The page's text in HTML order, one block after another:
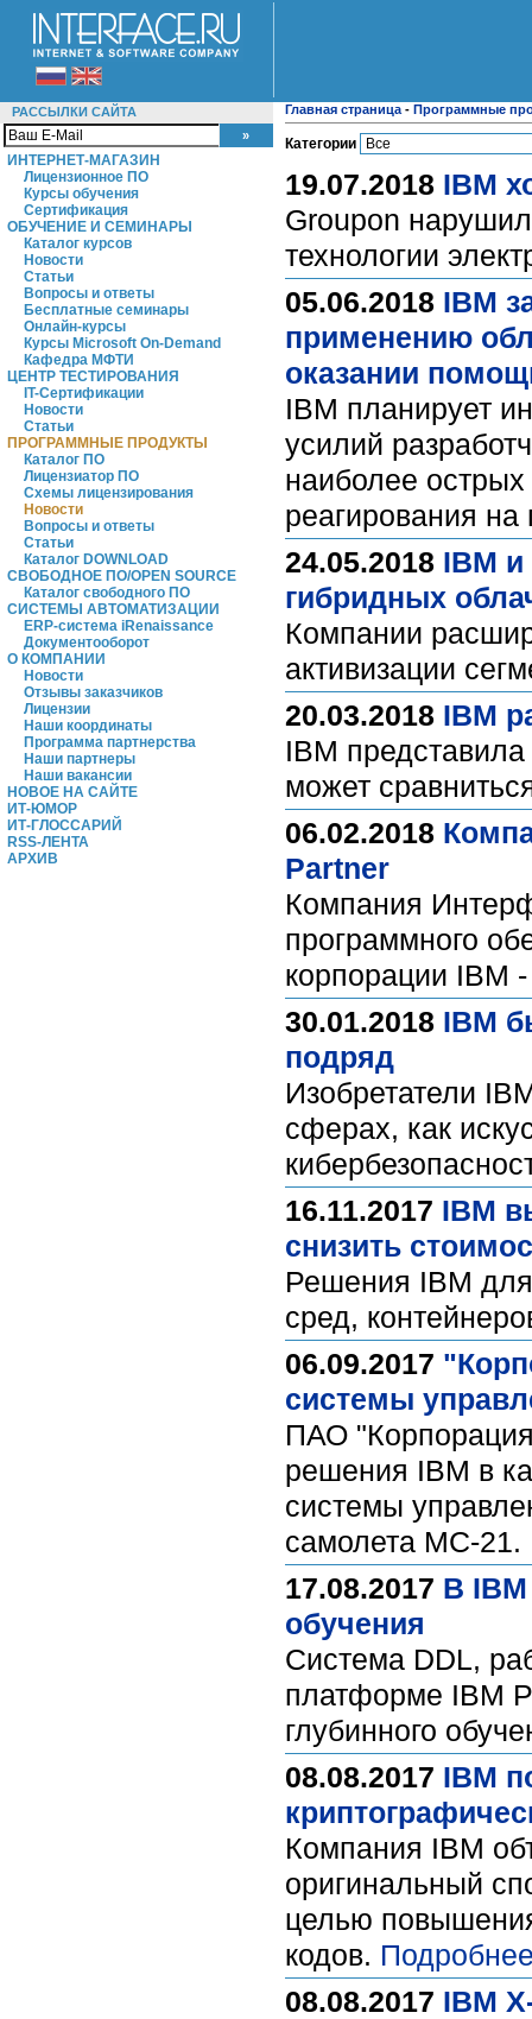
РАССЫЛКИ САЙТА
ИНТЕРНЕТ-МАГАЗИН
Лицензионное ПО
Курсы обучения
Сертификация
ОБУЧЕНИЕ И СЕМИНАРЫ
Каталог курсов
Новости
Статьи
Вопросы и ответы
Бесплатные семинары
Онлайн-курсы
Курсы Microsoft On-Demand
Кафедра МФТИ
ЦЕНТР ТЕСТИРОВАНИЯ
IT-Сертификации
Новости
Статьи
ПРОГРАММНЫЕ ПРОДУКТЫ
Каталог ПО
Лицензиатор ПО
Схемы лицензирования
Новости
Вопросы и ответы
Статьи
Каталог DOWNLOAD
СВОБОДНОЕ ПО/OPEN SOURCE
Каталог свободного ПО
СИСТЕМЫ АВТОМАТИЗАЦИИ
ERP-система iRenaissance
Документооборот
О КОМПАНИИ
Новости
Отзывы заказчиков
Лицензии
Наши координаты
Программа партнерства
Наши партнеры
Наши вакансии
НОВОЕ НА САЙТЕ
ИТ-ЮМОР
ИТ-ГЛОССАРИЙ
RSS-ЛЕНТА
АРХИВ
Главная страница - Программные
Категории
19.07.2018 IBM
Groupon
технологии
05.06.2018 IBM
применению
оказании
IBM планирует
усилий
наиболее
реагирования
24.05.2018 IBM
гибридных
Компании
активизации
20.03.2018 IBM
IBM
может
06.02.2018
Partner
Компания
программного
корпорации IBM
30.01.2018 IBM
подряд
Изобретатели
сферах, как
16.11.2017 IBM
снизить
Решения IBM
сред,
06.09.2017
системы
ПАО
решения IBM в
системы
самолета МС-21.
17.08.2017 В
обучения
Система DDL,
платформе IBM
глубинного
08.08.2017 IBM
Компания IBM
оригинальный
целью
кодов.
08.08.2017 IBM